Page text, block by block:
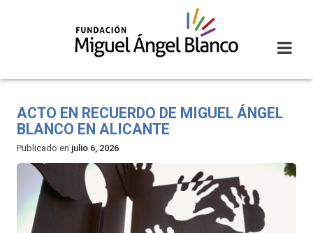
ACTO EN RECUERDO DE MIGUEL ÁNGEL
BLANCO EN ALICANTE
Publicado en julio 6, 2026